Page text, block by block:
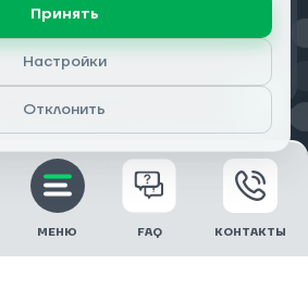
Конфиденциальность
GROUP LTD | Все права защищены
МЕНЮ FAQ КОНТАКТЫ
Принять
Настройки
Отклонить